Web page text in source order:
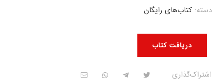
دریافت کتاب
دسته: کتاب‌های رایگان
اشتراک‌گذاری